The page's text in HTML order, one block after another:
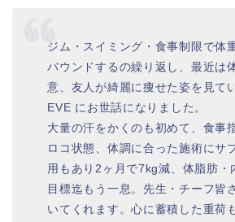
ジム・スイミング・食事制限で体
バウンドするの繰り返し、最近は
意、友人が綺麗に痩せた姿を見て
EVE にお世話になりました。
大量の汗をかくのも初めて、食事
ロコ状態、体調に合った施術にサ
用もあり2ヶ月で7kg減、体脂肪・
目標迄もう一息。先生・チーフ皆
いてくれます。心に蓄積した重荷